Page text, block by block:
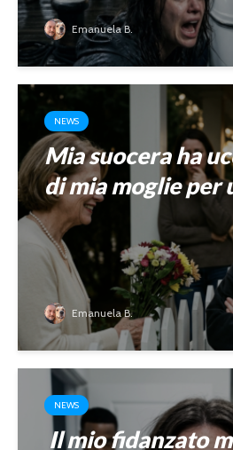
Emanuela B.
NEWS
Mia suocera ha
di mia moglie per
Emanuela B.
NEWS
Il mio fidanzato